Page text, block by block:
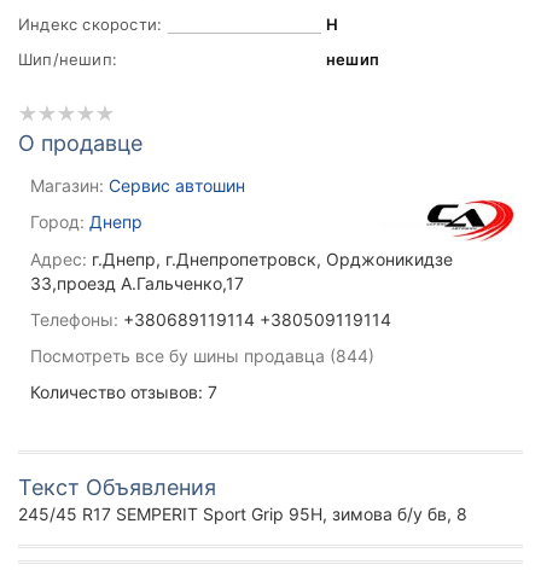
Индекс скорости:
H
Шип/нешип:
нешип
О продавце
Магазин: Сервис автошин
Город: Днепр
Адрес: г.Днепр, г.Днепропетровск, Орджоникидзе
33,проезд А.Гальченко,17
Телефоны: +380689119114 +380509119114
Посмотреть все бу шины продавца (844)
Количество отзывов: 7
Текст Объявления
245/45 R17 SEMPERIT Sport Grip 95H, зимова б/у бв, 8